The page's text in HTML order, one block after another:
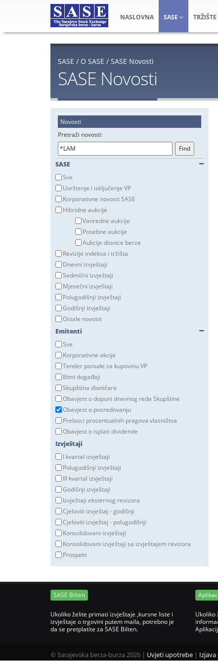
NASLOVNA SASE TRŽIŠTE
SASE / O SASE / SASE Novosti
SASE Novosti
Novosti
Pretraži novosti:
SASE
Sve
Uvrštenje i isključenje VP
Korporativne novosti SASE
Hibridne aukcije
Vanredne aukcije
Posebne aukcije
Aukcije dionice berze
Revizije indeksa i tržišta
Dnevni izvještaji
Sedmični izvještaji
Mjesečni izvještaji
Polugodišnji izvještaji
Godišnji izvještaji
Ostale novosti
Emitenti
Sve
Korporativne akcije
Tender ponude za kupovinu VP
Bitni događaji
Skupština dioničara
Obavjest o dopuni dnevnog reda Skupštine
Obavjest o posredovanju
Prelasci procentualnih pragova vlasništva
Obavjest o isplati dividende
Izvještaji
I kvartal izvještaji
Polugodišnji izvještaji
III kvartal izvještaji
Godišnji izvještaji
Izvještaji eksternog revizora
Cjeloviti izvještaj - godišnji
Cjeloviti izvještaj - polugodišnji
Konsolidovani izvještaji
Konsolidovani izvještaji sa izvještajem revizora
Prospekt
SASE Bilten
Ukoliko želite primati izvještaje ,kursne liste i
izvještaje o trgovini putem maila, potrebno je
da se pretplatite za SASE Bilten.
Ukoliko
© Sarajevska berza-burza 2026 | Uvjeti upotrebe |